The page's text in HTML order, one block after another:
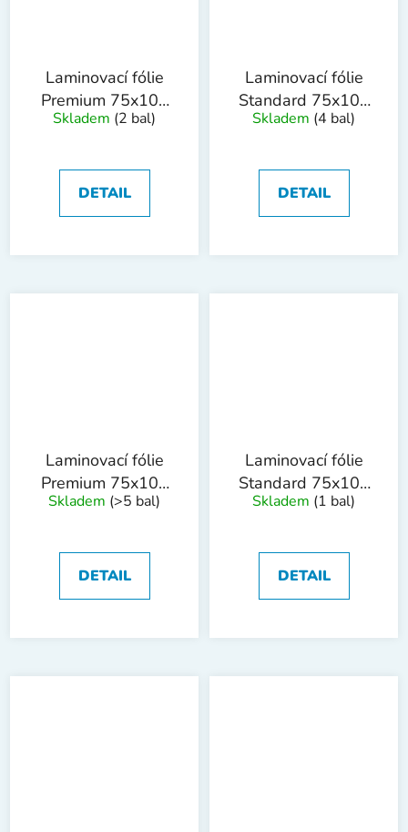
Laminovací fólie
Premium 75x105
mm, 80mic, 100ks
Skladem (2 bal)
DETAIL
Laminovací fólie
Standard 75x105
mm, 125mic,
Skladem (4 bal)
DETAIL
Laminovací fólie
Premium 75x105
mm, 125mic,
Skladem (>5 bal)
DETAIL
Laminovací fólie
Standard 75x105
mm, 150mic,
Skladem (1 bal)
DETAIL